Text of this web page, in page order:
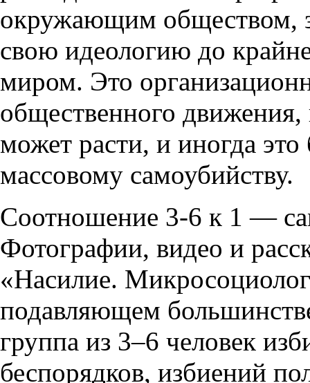
окружающим обществом,
свою идеологию до
миром. Это
общественного
может расти, и иногда
массовому самоубийству.
Соотношение 3-6 к 1 —
Фотографии, видео и
«Насилие.
подавляющем
группа из 3–6 человек
беспорядков, избиений